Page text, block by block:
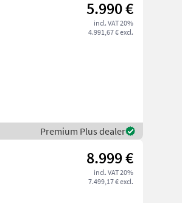
5.990 €
incl. VAT 20%
4.991,67 € excl.
Premium Plus dealer
8.999 €
incl. VAT 20%
7.499,17 € excl.